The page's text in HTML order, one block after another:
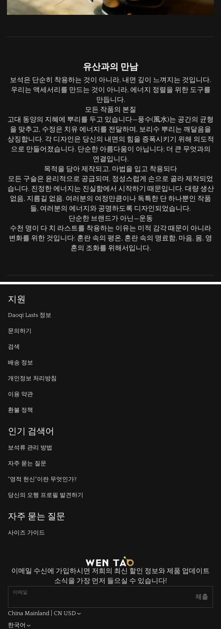
유산과의 만남
보석은 단순히 착용하는 것이 아니라, 내면 깊이 느껴지는 것입니다.
우리는 액세서리를 만드는 것이 아니라, 에너지 정렬을 위한 도구를
만듭니다.
모든 작품의 본질
고대 동양의 지혜에 뿌리를 두고 있습니다—풍수(風水)는 공간의 균형
을 맞추고, 수정은 치유 에너지를 전달하며, 보리수 뿌리는 깨달음을
상징합니다. 각 디자인은 당신의 내면의 힘을 증폭시키기 위해 의도적
으로 만들어졌습니다. 단순한 아름다움이 아닙니다; 더 큰 무엇과의
연결입니다.
목적을 담아 제작되고, 마법을 입고 착용되다
모든 구슬은 윤리적으로 공급되며, 정성스럽게 손으로 골라 제작되었
습니다. 진정한 에너지는 진실함에서 시작하기 때문입니다. 대량 생산
없음, 지름길 없음. 여러분의 여정만큼이나 독특한 단 하나뿐인 작품
들, 여러분의 에너지와 공명하도록 디자인되었습니다.
단순한 브랜드가 아닌—운동
수천 명이 다 치 라스트를 착용하는 이유는 미적 감각 때문이 아니라
변화를 위한 것입니다: 혼란 속의 평온, 혼란 속의 명료함, 마음, 몸, 영
혼의 조화를 위해서입니다.
지원
Daoqi Lasts 정보
문의하기
검색
배송 정보
개인정보 처리방침
이용 약관
환불 정책
인기 검색어
보석류 관리 방법
자주 묻는 질문
"영적 헌신"이란 무엇인가?
당신의 오행 프로필 발견하기
자주 묻는 질문
사이즈 가이드
이메일 수신에 가입하시면 저희의 최신 할인 정보와 제품 업데이트
소식을 가장 먼저 들으실 수 있습니다!
이메일
제출
China Mainland | CN USD
한국어